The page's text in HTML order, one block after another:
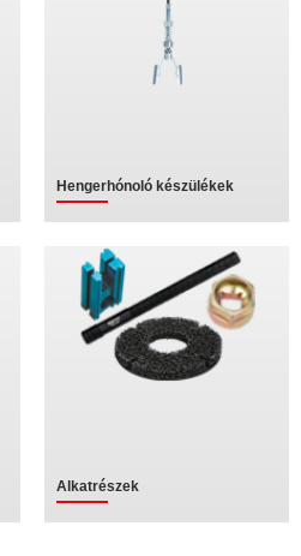
Hengerhónoló készülékek
Alkatrészek